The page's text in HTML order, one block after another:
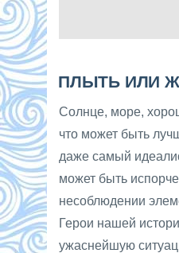
ПЛЫТЬ ИЛИ
Солнце, море,
что может быть
даже самый
может быть
несоблюдении
Герои нашей
ужаснейшую